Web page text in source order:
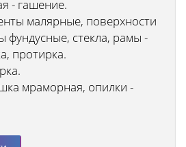
- гашение.
малярные, поверхности
стекла, рамы -
протирка.
мраморная, опилки -